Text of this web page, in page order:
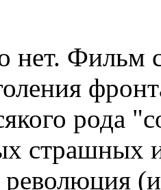
нет. Фильм
рода
страшных
революция